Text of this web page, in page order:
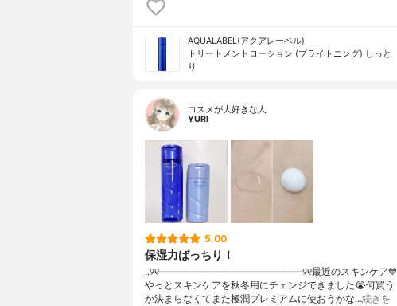
AQUALABEL(アクアレーベル)
トリートメントローション (ブライトニング) しっと
り
コスメが大好きな人
YURI
5.00
保湿力ばっちり！
..୨୧┈┈┈┈┈┈┈┈┈┈┈┈┈┈┈୨୧最近のスキンケア💙
やっとスキンケアを秋冬用にチェンジできました😭何買う
か決まらなくてまた極潤プレミアムに使おうかな…続きを